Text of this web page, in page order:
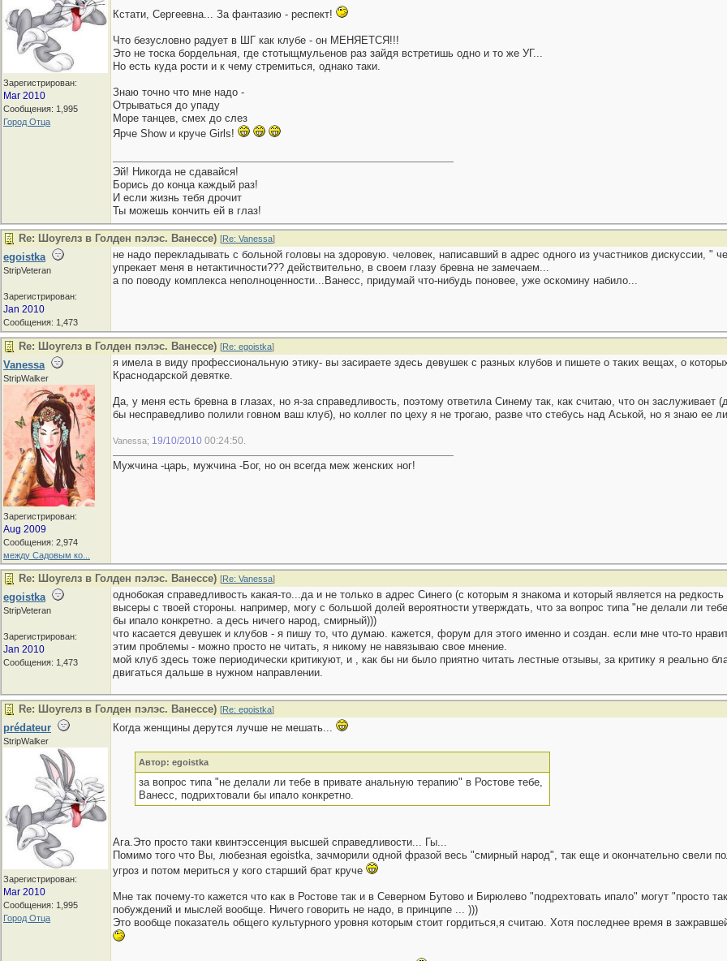
Зарегистрирован:
Mar 2010
Сообщения: 1,995
Город Отца
Кстати, Сергеевна... За фантазию - респект!
Что безусловно радует в ШГ как клубе - он МЕНЯЕТСЯ!!!
Это не тоска бордельная, где стотыщмульенов раз зайдя встретишь одно и то же УГ...
Но есть куда рости и к чему стремиться, однако таки.
Знаю точно что мне надо -
Отрываться до упаду
Море танцев, смех до слез
Ярче Show и круче Girls!
Эй! Никогда не сдавайся!
Борись до конца каждый раз!
И если жизнь тебя дрочит
Ты можешь кончить ей в глаз!
Re: Шоугелз в Голден пэлэс. Ванессе) [Re: Vanessa]
egoistka
StripVeteran
Зарегистрирован:
Jan 2010
Сообщения: 1,473
не надо перекладывать с больной головы на здоровую. человек, написавший в адрес одного из участников дискуссии, "
упрекает меня в нетактичности??? действительно, в своем глазу бревна не замечаем...
а по поводу комплекса неполноценности...Ванесс, придумай что-нибудь поновее, уже оскомину набило...
Re: Шоугелз в Голден пэлэс. Ванессе) [Re: egoistka]
Vanessa
StripWalker
Зарегистрирован:
Aug 2009
Сообщения: 2,974
между Садовым ко...
я имела в виду профессиональную этику- вы засираете здесь девушек с разных клубов и пишете о таких вещах, о
Краснодарской девятке.
Да, у меня есть бревна в глазах, но я-за справедливость, поэтому ответила Синему так, как считаю, что он
бы несправедливо полили говном ваш клуб), но коллег по цеху я не трогаю, разве что стебусь над Аськой, но я знаю ее
Vanessa; 19/10/2010 00:24:50
Мужчина -царь, мужчина -Бог, но он всегда меж женских ног!
Re: Шоугелз в Голден пэлэс. Ванессе) [Re: Vanessa]
egoistka
StripVeteran
Зарегистрирован:
Jan 2010
Сообщения: 1,473
однобокая справедливость какая-то...да и не только в адрес Синего (с которым я знакома и который является на
высеры с твоей стороны. например, могу с большой долей вероятности утверждать, что за вопрос типа "не делали ли
бы ипало конкретно. а десь ничего народ, смирный)))
что касается девушек и клубов - я пишу то, что думаю. кажется, форум для этого именно и создан. если мне что-то
этим проблемы - можно просто не читать, я никому не навязываю свое мнение.
мой клуб здесь тоже периодически критикуют, и , как бы ни было приятно читать лестные отзывы, за критику я реально
двигаться дальше в нужном направлении.
Re: Шоугелз в Голден пэлэс. Ванессе) [Re: egoistka]
prédateur
StripWalker
Зарегистрирован:
Mar 2010
Сообщения: 1,995
Город Отца
Когда женщины дерутся лучше не мешать...
Автор: egoistka
за вопрос типа "не делали ли тебе в привате анальную терапию" в Ростове тебе,
Ванесс, подрихтовали бы ипало конкретно.
Ага.Это просто таки квинтэссенция высшей справедливости... Гы...
Помимо того что Вы, любезная egoistka, зачморили одной фразой весь "смирный народ", так еще и окончательно свели
угроз и потом мериться у кого старший брат круче
Мне так почему-то кажется что как в Ростове так и в Северном Бутово и Бирюлево "подрехтовать ипало" могут "просто
побуждений и мыслей вообще. Ничего говорить не надо, в принципе ... )))
Это вообще показатель общего культурного уровня которым стоит гордиться,я считаю. Хотя последнее время в